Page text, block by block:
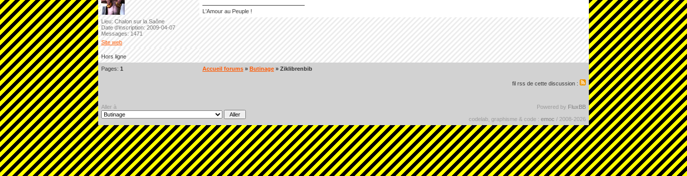
Lieu: Chalon sur la Saône
Date d'inscription: 2009-04-07
Messages: 1471
Site web
L'Amour au Peuple !
Hors ligne
Pages: 1 Accueil forums » Butinage » Ziklibrenbib
fil rss de cette discussion :
Aller à Powered by FluxBB
codelab, graphisme & code : emoc / 2008-2026